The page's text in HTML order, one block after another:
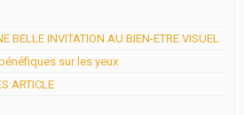
BELLE INVITATION AU BIEN-ETRE VISUEL
sur les yeux
ARTICLE